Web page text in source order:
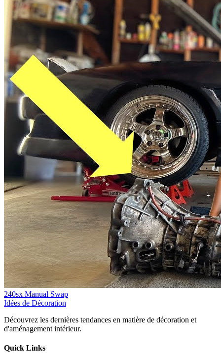
240sx Manual Swap
Idées de Décoration
Découvrez les dernières tendances en matière de décoration et
d'aménagement intérieur.
Quick Links